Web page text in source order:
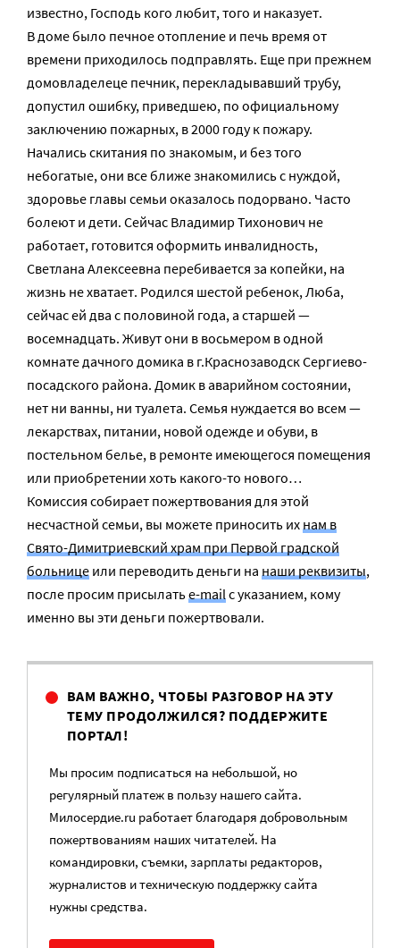
известно, Господь кого любит, того и наказует.
В доме было печное отопление и печь время от
времени приходилось подправлять. Еще при прежнем
домовладелеце печник, перекладывавший трубу,
допустил ошибку, приведшею, по официальному
заключению пожарных, в 2000 году к пожару.
Начались скитания по знакомым, и без того
небогатые, они все ближе знакомились с нуждой,
здоровье главы семьи оказалось подорвано. Часто
болеют и дети. Сейчас Владимир Тихонович не
работает, готовится оформить инвалидность,
Светлана Алексеевна перебивается за копейки, на
жизнь не хватает. Родился шестой ребенок, Люба,
сейчас ей два с половиной года, а старшей —
восемнадцать. Живут они в восьмером в одной
комнате дачного домика в г.Краснозаводск Сергиево-
посадского района. Домик в аварийном состоянии,
нет ни ванны, ни туалета. Семья нуждается во всем —
лекарствах, питании, новой одежде и обуви, в
постельном белье, в ремонте имеющегося помещения
или приобретении хоть какого-то нового…
Комиссия собирает пожертвования для этой
несчастной семьи, вы можете приносить ихнам в
Свято-Димитриевский храм при Первой градской
больнице или переводить деньги на наши реквизиты,
после просим присылатьe-mailс указанием, кому
именно вы эти деньги пожертвовали.
ВАМ ВАЖНО, ЧТОБЫ РАЗГОВОР НА ЭТУ
ТЕМУ ПРОДОЛЖИЛСЯ? ПОДДЕРЖИТЕ
ПОРТАЛ!
Мы просим подписаться на небольшой, но
регулярный платеж в пользу нашего сайта.
Милосердие.ru работает благодаря добровольным
пожертвованиям наших читателей. На
командировки, съемки, зарплаты редакторов,
журналистов и техническую поддержку сайта
нужны средства.